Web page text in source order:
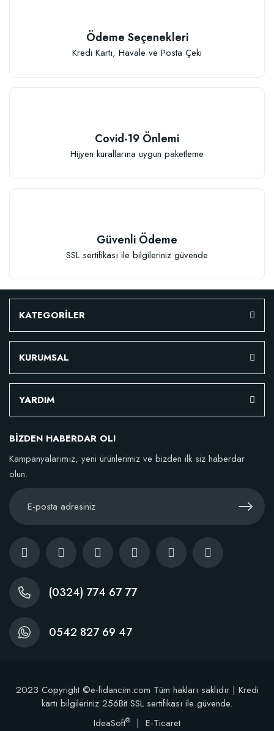
Ödeme Seçenekleri
Kredi Kartı, Havale ve Posta Çeki
Covid-19 Önlemi
Hijyen kurallarına uygun paketleme
Güvenli Ödeme
SSL sertifikası ile bilgileriniz güvende
KATEGORİLER
KURUMSAL
YARDIM
BİZDEN HABERDAR OL!
Kampanyalarımız, yeni ürünlerimiz ve bizden ilk siz haberdar
olun.
(0324) 774 67 77
0542 827 69 47
2023 Copyright ©e-fidancim.com Tüm hakları saklıdır | Kredi
kartı bilgileriniz 256Bit SSL sertifikası ile güvende.
IdeaSoft® | E-Ticaret